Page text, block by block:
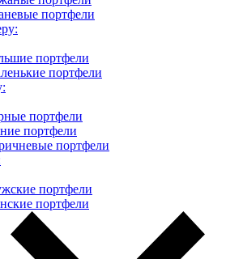
портфели
портфели
портфели
портфели
портфели
портфели
портфели
портфели